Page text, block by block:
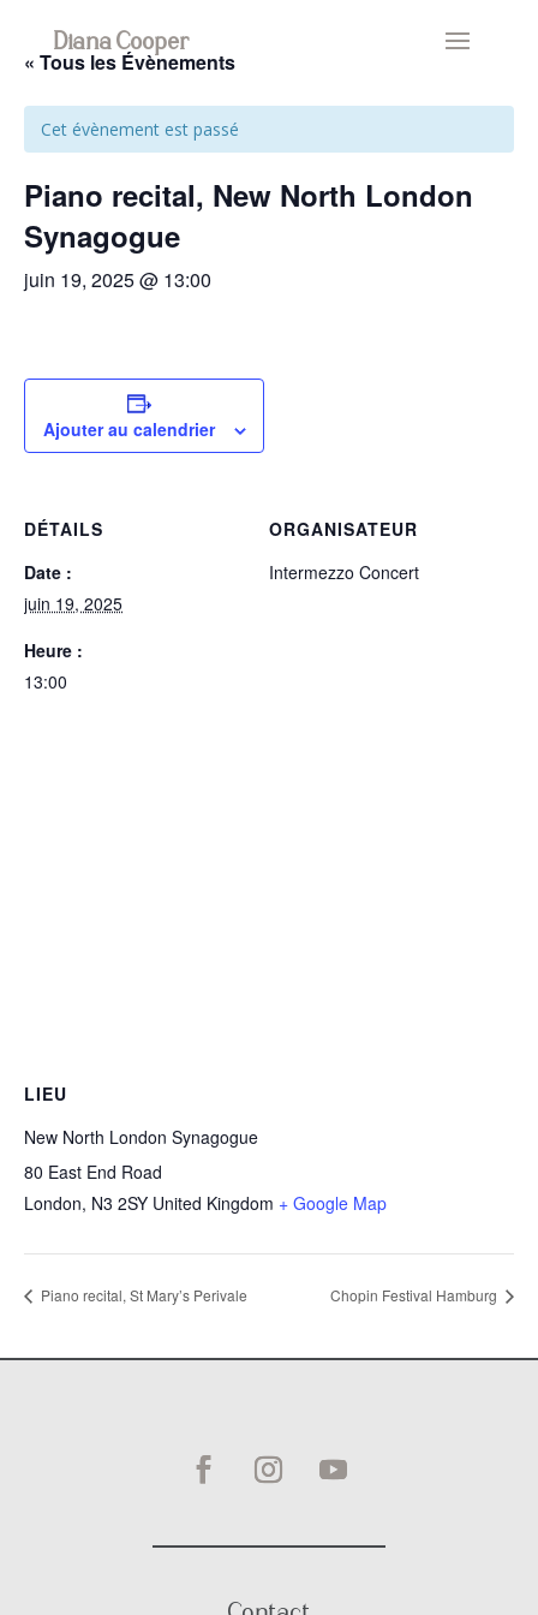
Diana Cooper
« Tous les Évènements
Cet évènement est passé
Piano recital, New North London
Synagogue
juin 19, 2025 @ 13:00
Ajouter au calendrier
DÉTAILS
Date :
juin 19, 2025
Heure :
13:00
ORGANISATEUR
Intermezzo Concert
LIEU
New North London Synagogue
80 East End Road
London, N3 2SY United Kingdom + Google Map
Piano recital, St Mary’s Perivale Chopin Festival Hamburg